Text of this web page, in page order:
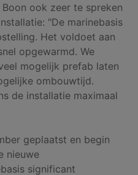
ook zeer te spreken
"De marinebasis
Het voldoet aan
opgewarmd. We
mogelijk prefab laten
ombouwtijd.
de installatie maximaal
geplaatst en begin
nieuwe
significant